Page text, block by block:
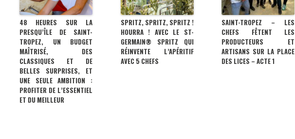
48 HEURES SUR LA
PRESQU’ÎLE DE SAINT-
TROPEZ, UN BUDGET
MAÎTRISÉ, DES
CLASSIQUES ET DE
BELLES SURPRISES, ET
UNE SEULE AMBITION :
PROFITER DE L’ESSENTIEL
ET DU MEILLEUR
SPRITZ, SPRITZ, SPRITZ !
HOURRA ! AVEC LE ST-
GERMAIN® SPRITZ QUI
RÉINVENTE L’APÉRITIF
AVEC 5 CHEFS
SAINT-TROPEZ – LES
CHEFS FÊTENT LES
PRODUCTEURS ET
ARTISANS SUR LA PLACE
DES LICES – ACTE 1